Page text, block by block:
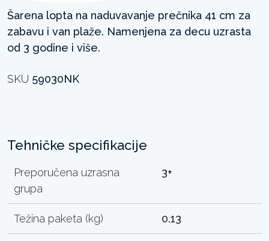
Šarena lopta na naduvavanje prečnika 41 cm za
zabavu i van plaže. Namenjena za decu uzrasta
od 3 godine i više.
SKU 59030NK
Tehničke specifikacije
Preporučena uzrasna
grupa
3+
Težina paketa (kg) 0.13